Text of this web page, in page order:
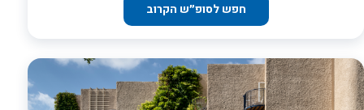
טיפולים, בריכה פנימית מחוממת,ג'קוזי, פינות רגיעה, חדר כושר, חדר
(לאורחי הסםא בלבד- מתקני מתחם הספא - חמם טורקי,באונה.) .בסיס
אירוח: א'- ה' על בסיס לינה וארוחת בוקר בלבד-בופה/ הגשה למרכז שולחן)
( ו'- לינה וארוחת בוקר/ חצי פנסיון במהלך השבוע פועלת במלון מסעדה
חפש לסופ״ש הקרוב